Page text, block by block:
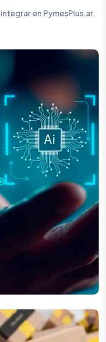
en PymesPlus.ar.